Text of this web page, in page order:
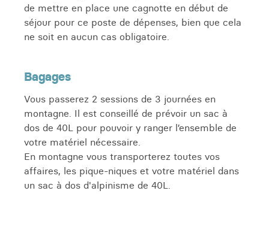
de mettre en place une cagnotte en début de
séjour pour ce poste de dépenses, bien que cela
ne soit en aucun cas obligatoire.
Bagages
Vous passerez 2 sessions de 3 journées en
montagne. Il est conseillé de prévoir un sac à
dos de 40L pour pouvoir y ranger l’ensemble de
votre matériel nécessaire.
En montagne vous transporterez toutes vos
affaires, les pique-niques et votre matériel dans
un sac à dos d'alpinisme de 40L.